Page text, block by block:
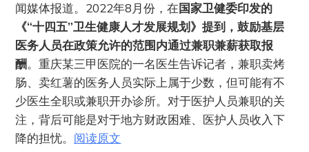
闻媒体报道。2022年8月份，在国家卫健委印发的
《“十四五”卫生健康人才发展规划》提到，鼓励基层
医务人员在政策允许的范围内通过兼职兼薪获取报
酬。重庆某三甲医院的一名医生告诉记者，兼职卖烤
肠、卖红薯的医务人员实际上属于少数，但可能有不
少医生全职或兼职开办诊所。对于医护人员兼职的关
注，背后可能是对于地方财政困难、医护人员收入下
降的担忧。 阅读原文